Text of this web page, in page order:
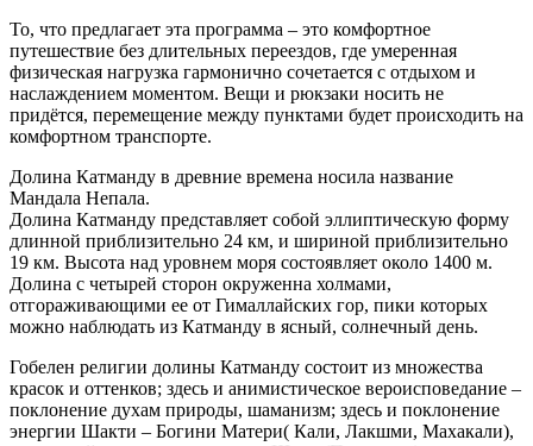
​То, что предлагает эта программа – это комфортное
путешествие без длительных переездов, где умеренная
физическая нагрузка гармонично сочетается с отдыхом и
наслаждением моментом. Вещи и рюкзаки носить не
придётся, перемещение между пунктами будет происходить на
комфортном транспорте.
Долина Катманду в древние времена носила название
Мандала Непала.
Долина Катманду представляет собой эллиптическую форму
длинной приблизительно 24 км, и шириной приблизительно
19 км. Высота над уровнем моря состоявляет около 1400 м.
Долина с четырей сторон окруженна холмами,
отгораживающими ее от Гималлайских гор, пики которых
можно наблюдать из Катманду в ясный, солнечный день.
Гобелен религии долины Катманду состоит из множества
красок и оттенков; здесь и анимистическое вероисповедание –
поклонение духам природы, шаманизм; здесь и поклонение
энергии Шакти – Богини Матери( Кали, Лакшми, Махакали),